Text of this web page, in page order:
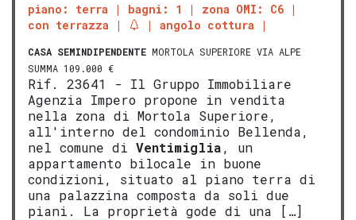
piano: terra bagni: 1
zona OMI: C6
con terrazza
angolo cottura
CASA SEMINDIPENDENTE MORTOLA SUPERIORE VIA ALPE
SUMMA 109.000 €
Rif. 23641 - Il Gruppo Immobiliare
Agenzia Impero propone in vendita
nella zona di Mortola Superiore,
all'interno del condominio Bellenda,
nel comune di Ventimiglia, un
appartamento bilocale in buone
condizioni, situato al piano terra di
una palazzina composta da soli due
piani. La proprietà gode di una […]